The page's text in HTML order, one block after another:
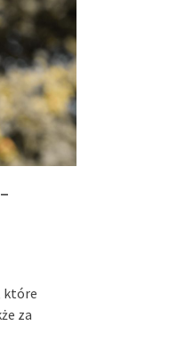
które
za